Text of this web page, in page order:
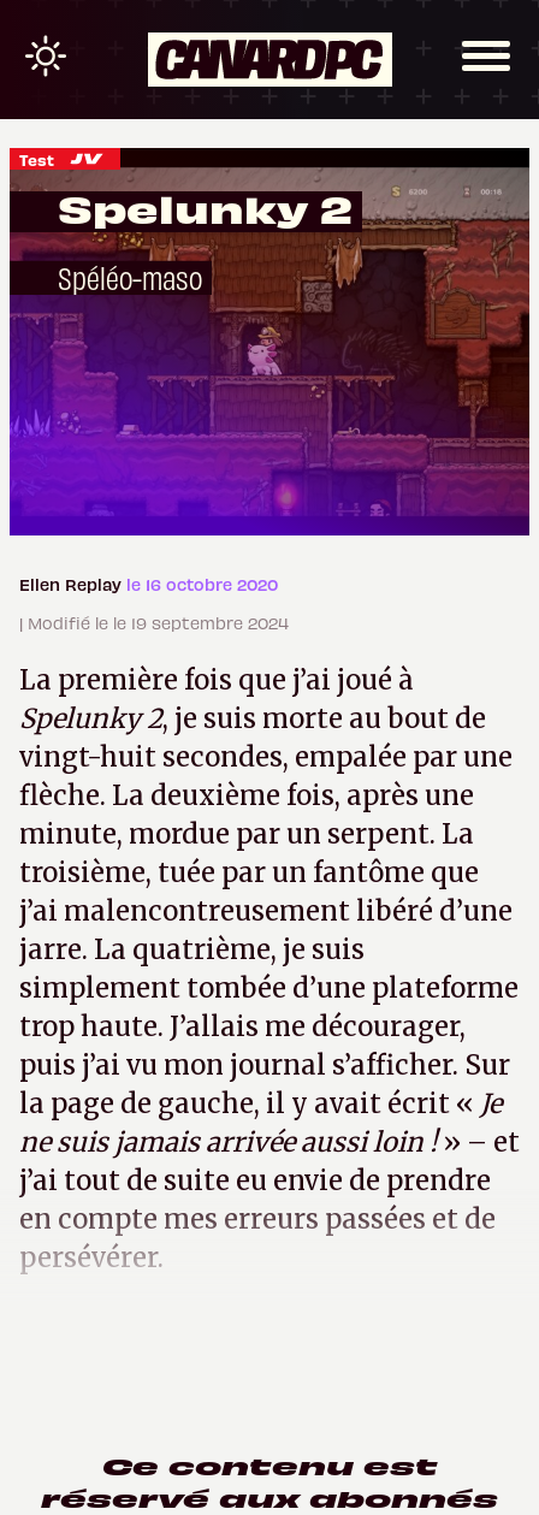
Test
Spelunky 2
Spéléo-maso
Ellen Replay le 16 octobre 2020
| Modifié le le 19 septembre 2024
La première fois que j’ai joué à
Spelunky 2, je suis morte au bout de
vingt-huit secondes, empalée par une
flèche. La deuxième fois, après une
minute, mordue par un serpent. La
troisième, tuée par un fantôme que
j’ai malencontreusement libéré d’une
jarre. La quatrième, je suis
simplement tombée d’une plateforme
trop haute. J’allais me décourager,
puis j’ai vu mon journal s’afficher. Sur
la page de gauche, il y avait écrit « Je
ne suis jamais arrivée aussi loin !» – et
j’ai tout de suite eu envie de prendre
en compte mes erreurs passées et de
persévérer.
Ce contenu est
réservé aux abonnés